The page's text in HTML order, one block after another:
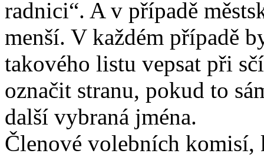
radnici“. A v případě
menší. V každém případě
takového listu vepsat při
označit stranu, pokud to
další vybraná jména.
Členové volebních komisí,